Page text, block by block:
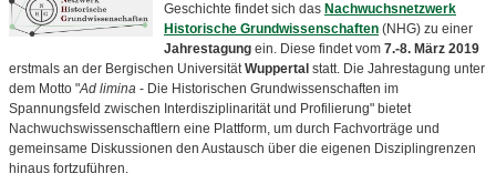
Geschichte findet sich das Nachwuchsnetzwerk
Historische Grundwissenschaften (NHG) zu einer
Jahrestagung ein. Diese findet vom 7.-8. März 2019
erstmals an der Bergischen UniversitätWuppertal statt. Die Jahrestagung unter
dem Motto "Ad limina - Die Historischen Grundwissenschaften im
Spannungsfeld zwischen Interdisziplinarität und Profilierung" bietet
Nachwuchswissenschaftlern eine Plattform, um durch Fachvorträge und
gemeinsame Diskussionen den Austausch über die eigenen Disziplingrenzen
hinaus fortzuführen.